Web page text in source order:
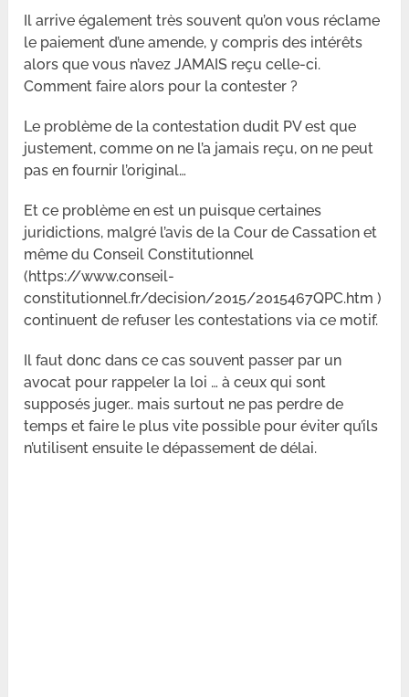
Il arrive également très souvent qu’on vous réclame
le paiement d’une amende, y compris des intérêts
alors que vous n’avez JAMAIS reçu celle-ci.
Comment faire alors pour la contester ?
Le problème de la contestation dudit PV est que
justement, comme on ne l’a jamais reçu, on ne peut
pas en fournir l’original…
Et ce problème en est un puisque certaines
juridictions, malgré l’avis de la Cour de Cassation et
même du Conseil Constitutionnel
(https://www.conseil-
constitutionnel.fr/decision/2015/2015467QPC.htm )
continuent de refuser les contestations via ce motif.
Il faut donc dans ce cas souvent passer par un
avocat pour rappeler la loi … à ceux qui sont
supposés juger.. mais surtout ne pas perdre de
temps et faire le plus vite possible pour éviter qu’ils
n’utilisent ensuite le dépassement de délai.